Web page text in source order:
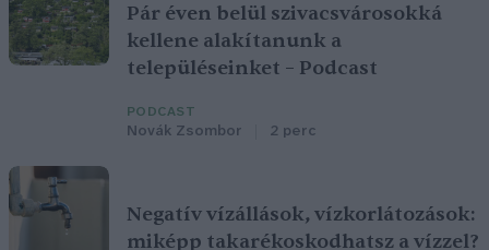
Pár éven belül szivacsvárosokká
kellene alakítanunk a
településeinket – Podcast
PODCAST
Novák Zsombor 2 perc
Negatív vízállások, vízkorlátozások:
miképp takarékoskodhatsz a vízzel?